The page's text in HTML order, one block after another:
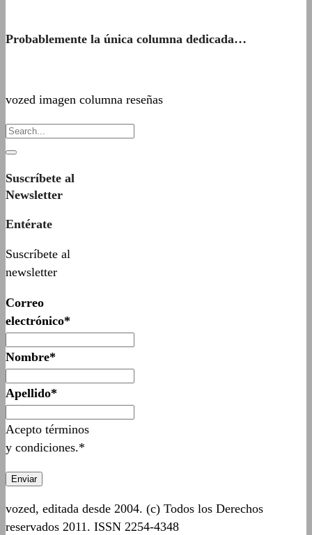
Probablemente la única columna dedicada…
vozed imagen columna reseñas
Suscríbete al
Newsletter
Entérate
Suscríbete al
newsletter
Correo
electrónico*
Nombre*
Apellido*
Acepto términos
y condiciones.*
vozed, editada desde 2004. (c) Todos los Derechos
reservados 2011. ISSN 2254-4348